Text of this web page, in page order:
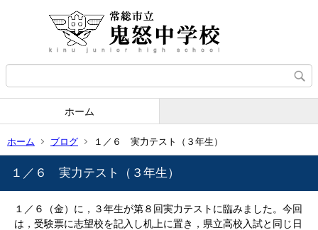
ホーム
ホーム ブログ １／６ 実力テスト（３年生）
１／６ 実力テスト（３年生）
１／６（金）に，３年生が第８回実力テストに臨みました。今回
は，受験票に志望校を記入し机上に置き，県立高校入試と同じ日